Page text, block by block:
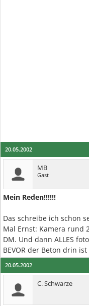
20.05.2002
MB
Gast
Mein Reden!!!!!!
Das schreibe ich schon
Mal Ernst: Kamera rund
DM. Und dann ALLES
BEVOR der Beton drin ist
20.05.2002
C. Schwarze